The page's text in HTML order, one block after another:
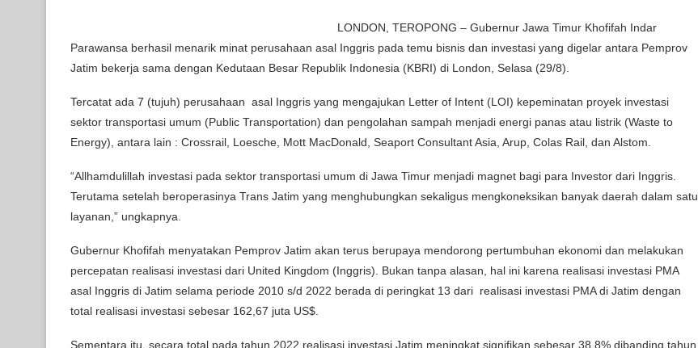
LONDON, TEROPONG – Gubernur Jawa Timur Khofifah Indar
Parawansa berhasil menarik minat perusahaan asal Inggris pada temu bisnis dan investasi yang digelar antara Pemprov
Jatim bekerja sama dengan Kedutaan Besar Republik Indonesia (KBRI) di London, Selasa (29/8).
Tercatat ada 7 (tujuh) perusahaan asal Inggris yang mengajukan Letter of Intent (LOI) kepeminatan proyek investasi
sektor transportasi umum (Public Transportation) dan pengolahan sampah menjadi energi panas atau listrik (Waste to
Energy), antara lain : Crossrail, Loesche, Mott MacDonald, Seaport Consultant Asia, Arup, Colas Rail, dan Alstom.
“Allhamdulillah investasi pada sektor transportasi umum di Jawa Timur menjadi magnet bagi para Investor dari Inggris.
Terutama setelah beroperasinya Trans Jatim yang menghubungkan sekaligus mengkoneksikan banyak daerah dalam satu
layanan,” ungkapnya.
Gubernur Khofifah menyatakan Pemprov Jatim akan terus berupaya mendorong pertumbuhan ekonomi dan melakukan
percepatan realisasi investasi dari United Kingdom (Inggris). Bukan tanpa alasan, hal ini karena realisasi investasi PMA
asal Inggris di Jatim selama periode 2010 s/d 2022 berada di peringkat 13 dari realisasi investasi PMA di Jatim dengan
total realisasi investasi sebesar 162,67 juta US$.
Sementara itu, secara total pada tahun 2022 realisasi investasi Jatim meningkat signifikan sebesar 38,8% dibanding tahun